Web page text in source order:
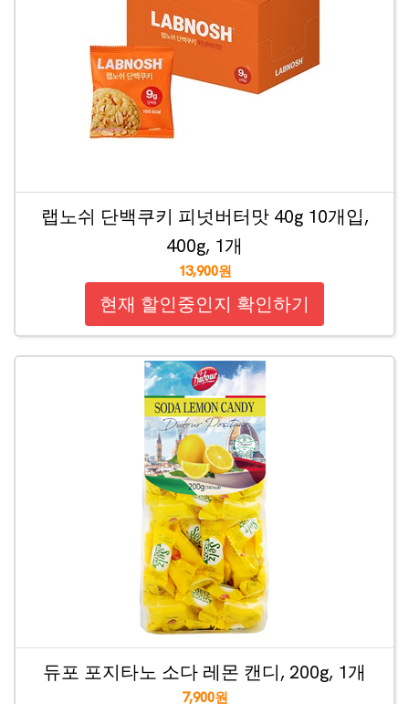
랩노쉬 단백쿠키 피넛버터맛 40g 10개입,
400g, 1개
13,900원
현재 할인중인지 확인하기
듀포 포지타노 소다 레몬 캔디, 200g, 1개
7,900원